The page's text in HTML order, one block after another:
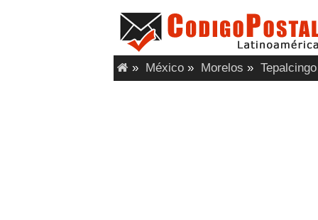
» México » Morelos » Tepalcingo